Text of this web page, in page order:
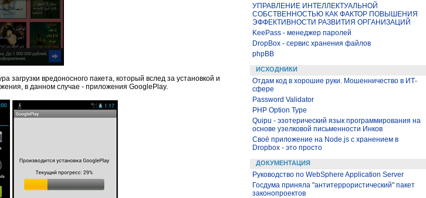
вредоносного пакета, который вслед за установкой и
в данном случае - приложения GooglePlay.
УПРАВЛЕНИЕ ИНТЕЛЛЕКТУАЛЬНОЙ
СОБСТВЕННОСТЬЮ КАК ФАКТОР ПОВЫШЕНИЯ
ЭФФЕКТИВНОСТИ РАЗВИТИЯ ОРГАНИЗАЦИЙ
KeePass - менеджер паролей
DropBox - сервис хранения файлов
phpBB
ИСХОДНИКИ
Отдам код в хорошие руки. Мошенничество в ИТ-
сфере
Password Validator
PHP Option Type
Quipu - эзотерический язык программирования на
основе узелковой письменности Инков
Своё приложение на Node.js с хранением в
Dropbox - это просто
ДОКУМЕНТАЦИЯ
Руководство по WebSphere Application Server
Госдума приняла "антитеррористический" пакет
законопроектов